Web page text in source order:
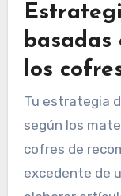
basadas
los
Tu estrategia
según los
cofres de
excedente de